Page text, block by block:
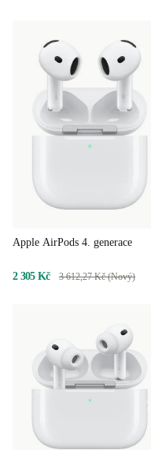
Apple AirPods 4. generace
2 305 Kč 3 612,27 Kč (Nový)